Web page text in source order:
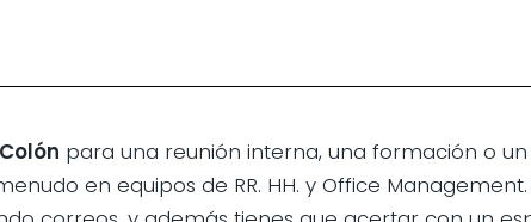
para una reunión interna, una formación o
en equipos de RR. HH. y Office